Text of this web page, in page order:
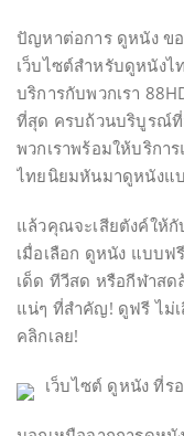
ปัญหาต่อการ ดูหนัง ขอ
เว็บไซต์สำหรับดูหนัง
บริการกับพวกเรา
ที่สุด ครบถ้วนบริบูรณ์
พวกเราพร้อมให้บริกา
ไทยนิยมหันมาดูหนังแ
แล้วคุณจะเสียตังค์ให้กั
เมื่อเลือก ดูหนัง แบบฟ
เด็ด ทีวีสด หรือกีฬาสด
แน่ๆ ที่สำคัญ! ดูฟรี ไม่เ
คลิกเลย!
เว็บไซต์ ดูหนัง ที่ร